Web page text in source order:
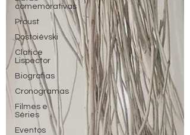
comemorativas
Proust
Dostoiévski
Clarice
Lispector
Biografias
Cronogramas
Filmes e
Séries
Eventos